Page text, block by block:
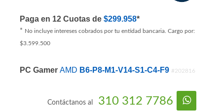
Paga en 12 Cuotas de $299.958*
* No incluye intereses cobrados por tu entidad bancaria. Cargo por:
$3.599.500
PC Gamer AMD B6-P8-M1-V14-S1-C4-F9 #202816
Contáctanos al 310 312 7786